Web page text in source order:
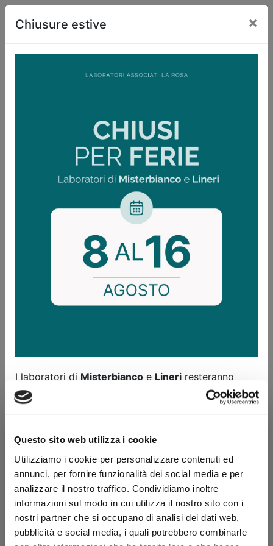
Questo sito web utilizza i cookie
Utilizziamo i cookie per personalizzare contenuti ed
annunci, per fornire funzionalità dei social media e per
analizzare il nostro traffico. Condividiamo inoltre
informazioni sul modo in cui utilizza il nostro sito con i
nostri partner che si occupano di analisi dei dati web,
pubblicità e social media, i quali potrebbero combinarle
SERVIZI E
ACCESSORI
Il Laboratorio offre un servizio di prelievi a domicilio,
eseguiti da personale qualificato, per info o richieste
potete contattarci ai numeri
Una sezione del laboratorio è dedicata alla Medicina
del Lavoro e si avvale della consulenza di Medici
Specialisti, onde offrire alle Aziende interessate, una
consulenza a tutto campo.
I prelievi possono essere effettuati nella sede di Via
Matteotti e in quella di Lineri.
Analisi cliniche
Chimica Clinica
Tossicologia
Coaugulazione
Ematologia
Microbiologia
Infettivologia
Immunometria
Chiusure estive ×
I laboratori di Misterbianco e Lineri resteranno
CHIUSI TUTTI I POMERIGGI di luglio e agosto
CHIUSI PER FERIEDALL'8 AL 16 AGOSTO
Chiudi